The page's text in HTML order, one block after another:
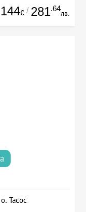
144€ / 281.64
лв.
Тасос